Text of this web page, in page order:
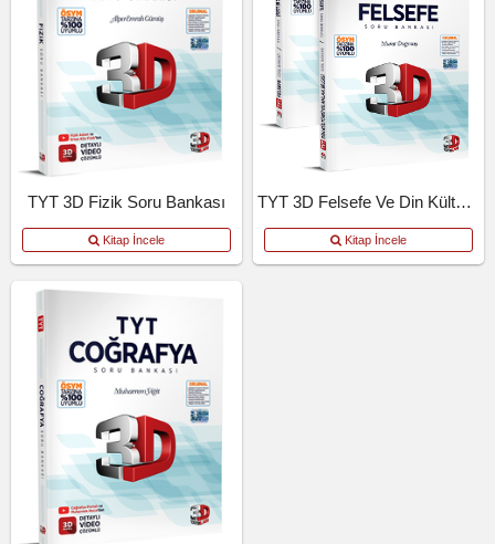
TYT 3D Fizik Soru Bankası
Kitap İncele
TYT 3D Felsefe Ve Din Kültürü Soru Bankası
Kitap İncele